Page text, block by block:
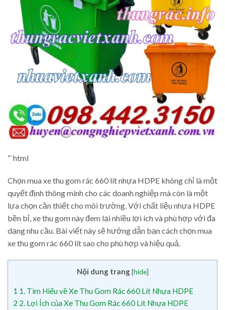
“`html
Chọn mua xe thu gom rác 660 lít nhựa HDPE không chỉ là một
quyết định thông minh cho các doanh nghiệp mà còn là một
lựa chọn cần thiết cho môi trường. Với chất liệu nhựa HDPE
bền bỉ, xe thu gom này đem lại nhiều lợi ích và phù hợp với đa
dạng nhu cầu. Bài viết này sẽ hướng dẫn bạn cách chọn mua
xe thu gom rác 660 lít sao cho phù hợp và hiệu quả.
Nội dung trang [hide]
1 1. Tìm Hiểu về Xe Thu Gom Rác 660 Lít Nhựa HDPE
2 2. Lợi Ích của Xe Thu Gom Rác 660 Lít Nhựa HDPE